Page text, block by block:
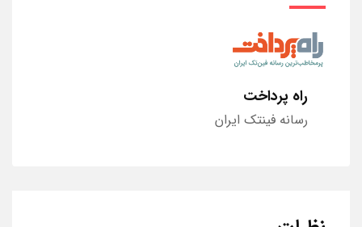
راه پرداخت
رسانه فینتک ایران